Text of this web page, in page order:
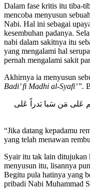
Dalam fase kritis itu tiba-
mencoba menyusun
Nabi. Hal ini sebagai
kesembuhan padanya.
nabi dalam sakitnya itu
yang mengalami hal
pernah mengalami sakit
Akhirnya ia menyusun
Badi’ fi Madhi al-Syafi’”.
عَلى مَن سَبا بَدراً عَلى
“Jika datang kepadamu
yang telah menawan
Syair itu tak lain ditujukan
menyusun itu, lisannya
Begitu pula hatinya yang
pribadi Nabi Muhammad